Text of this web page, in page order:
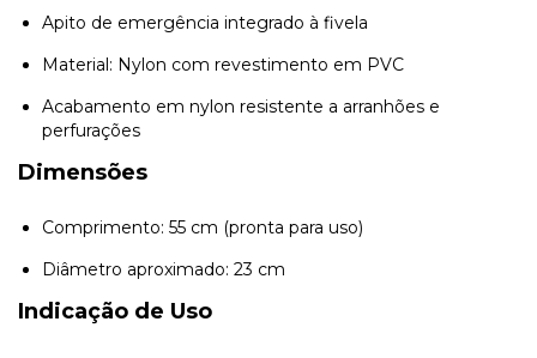
Apito de emergência integrado à fivela
Material: Nylon com revestimento em PVC
Acabamento em nylon resistente a arranhões e
perfurações
Dimensões
Comprimento: 55 cm (pronta para uso)
Diâmetro aproximado: 23 cm
Indicação de Uso